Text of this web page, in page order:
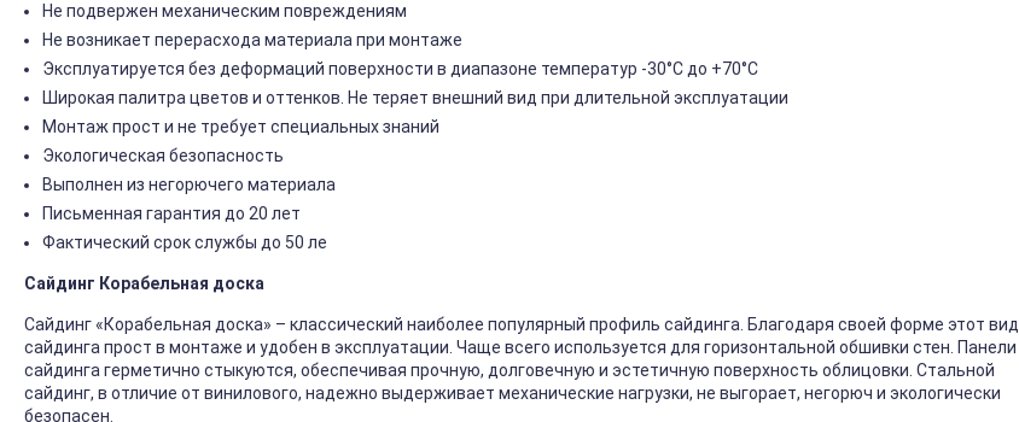
Не подвержен механическим повреждениям
Не возникает перерасхода материала при монтаже
Эксплуатируется без деформаций поверхности в диапазоне температур -30°C до +70°C
Широкая палитра цветов и оттенков. Не теряет внешний вид при длительной эксплуатации
Монтаж прост и не требует специальных знаний
Экологическая безопасность
Выполнен из негорючего материала
Письменная гарантия до 20 лет
Фактический срок службы до 50 ле
Сайдинг Корабельная доска
Сайдинг «Корабельная доска» – классический наиболее популярный профиль сайдинга. Благодаря своей форме этот вид
сайдинга прост в монтаже и удобен в эксплуатации. Чаще всего используется для горизонтальной обшивки стен. Панели
сайдинга герметично стыкуются, обеспечивая прочную, долговечную и эстетичную поверхность облицовки. Стальной
сайдинг, в отличие от винилового, надежно выдерживает механические нагрузки, не выгорает, негорюч и экологически
безопасен.